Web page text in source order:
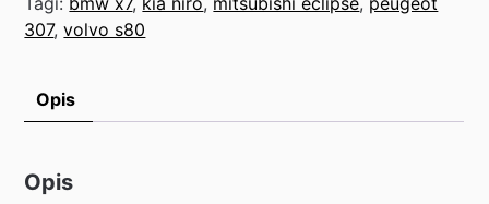
307,volvo s80
Opis
Opis